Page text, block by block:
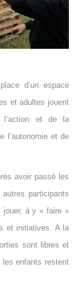
d’un espace
et adultes jouent
l’action et de la
l’autonomie et de
avoir passé les
participants
jouer, à y « faire »
et initiatives. A la
sont libres et
les enfants restent